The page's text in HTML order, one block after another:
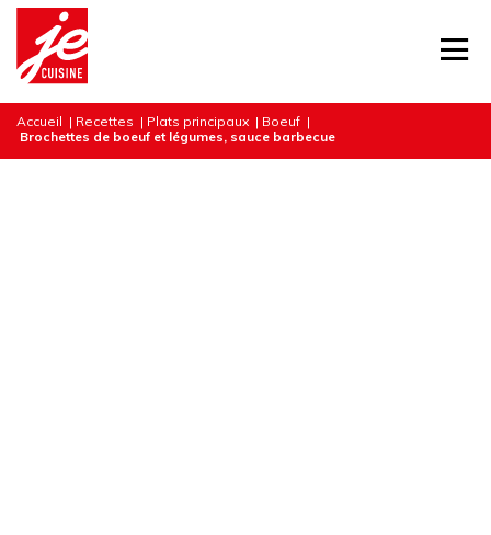
Accueil | Recettes | Plats principaux | Boeuf |
Brochettes de boeuf et légumes, sauce barbecue